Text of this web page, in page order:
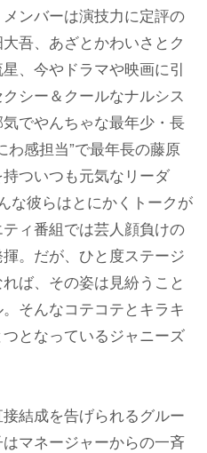
ンバーは演技力に定評の
吾、あざとかわいさとク
、今やドラマや映画に引
シー＆クールなナルシス
でやんちゃな最年少・長
わ感担当”で最年長の藤原
ついつも元気なリーダ
な彼らはとにかくトークが
ィ番組では芸人顔負けの
。だが、ひと度ステージ
ば、その姿は見紛うこと
そんなコテコテとキラキ
となっているジャニーズ
結成を告げられるグルー
マネージャーからの一斉